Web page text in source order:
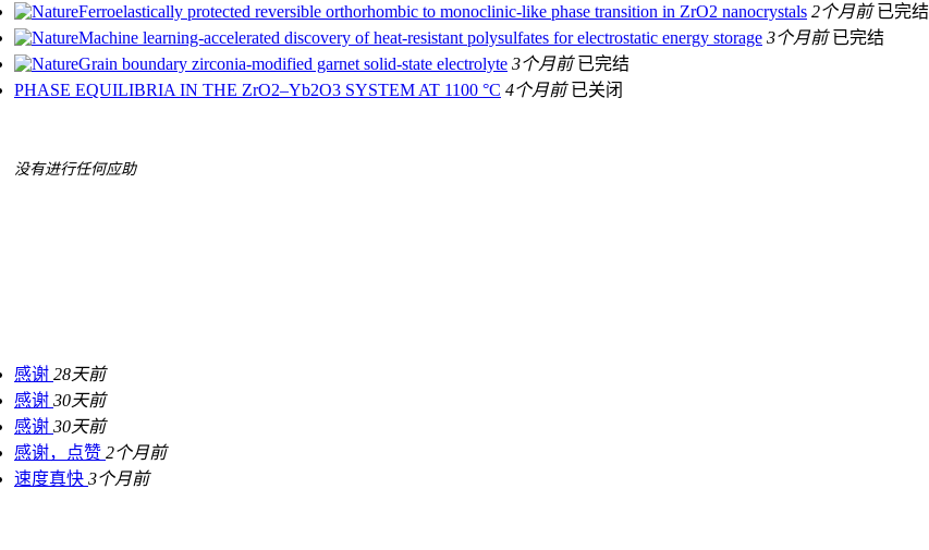
Ferroelastically protected reversible orthorhombic to monoclinic-like phase transition in ZrO2 nanocrystals 2个月前 已完结
Machine learning-accelerated discovery of heat-resistant polysulfates for electrostatic energy storage 3个月前 已完结
Grain boundary zirconia-modified garnet solid-state electrolyte 3个月前 已完结
PHASE EQUILIBRIA IN THE ZrO2–Yb2O3 SYSTEM AT 1100 °С 4个月前 已关闭
没有进行任何应助
感谢 28天前
感谢 30天前
感谢 30天前
感谢，点赞 2个月前
速度真快 3个月前